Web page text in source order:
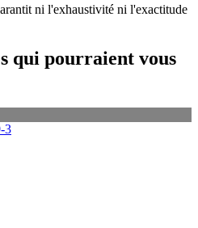
ni l'exhaustivité ni l'exactitude
qui pourraient vous
3